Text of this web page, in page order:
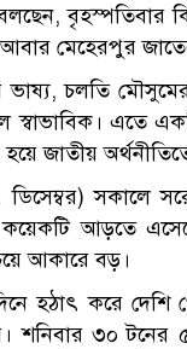
বৃহস্পতিবার
মেহেরপুর
ভাষ্য, চলতি
স্বাভাবিক। এতে
হয়ে জাতীয়
সকালে
আড়তে
আকারে বড়।
হঠাৎ করে দেশি
শনিবার ৩০ টনের